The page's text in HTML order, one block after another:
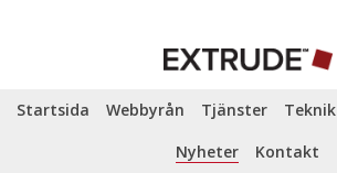
Startsida Webbyrån Tjänster Teknik
Nyheter
Kontakt